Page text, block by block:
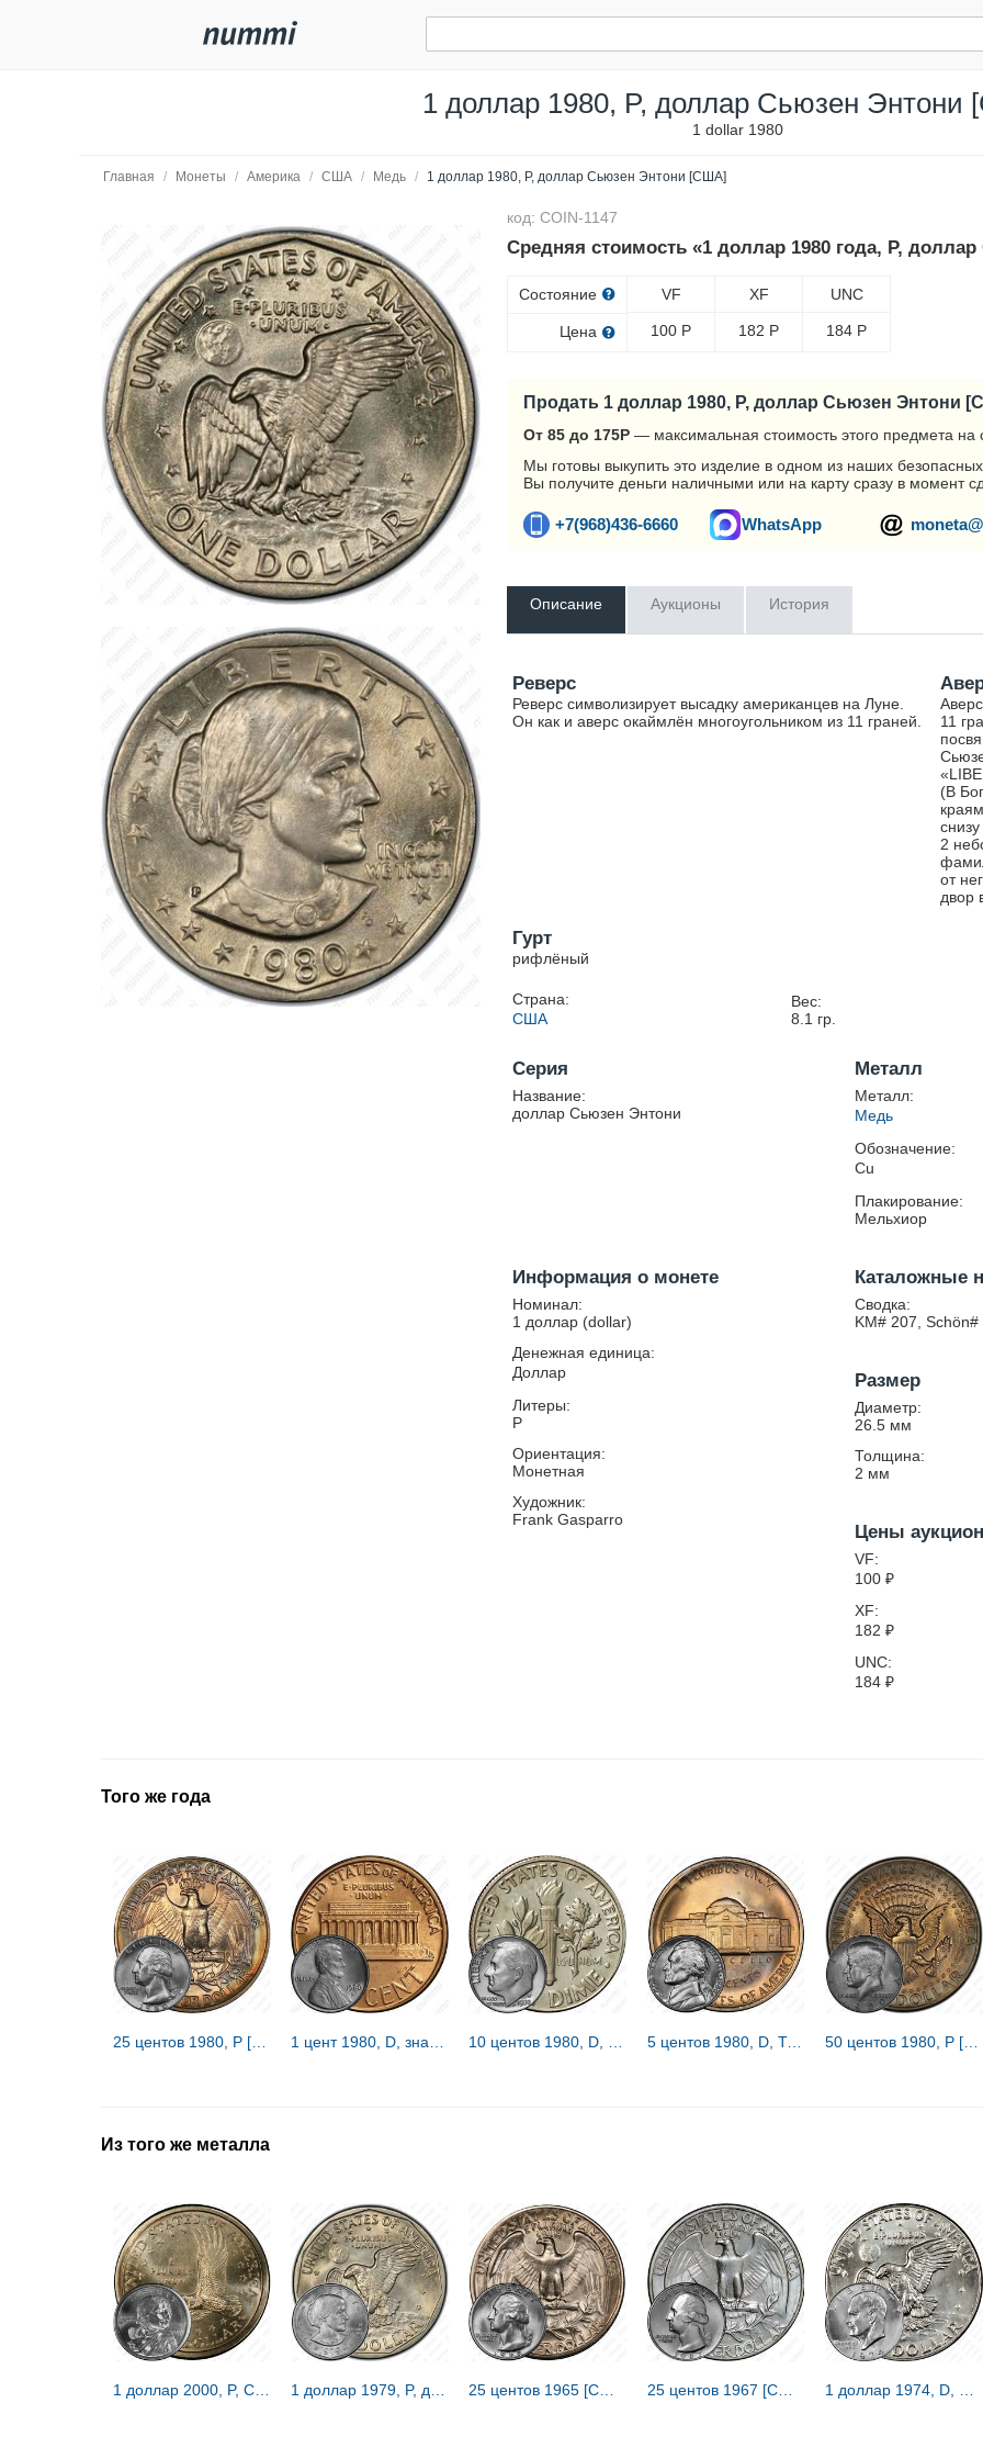
1 доллар 1980, P, доллар Сьюзен
1 dollar 1980
Главная / Монеты / Америка / США / Медь / 1 доллар 1980, P, доллар Сьюзен Энтони [США]
код: COIN-1147
Средняя стоимость «1 доллар 1980 года, P,
Состояние
Цена
VF
100 Р
XF
182 Р
UNC
184 Р
Продать 1 доллар 1980, P, доллар Сьюзен Энтони
От 85 до 175Р — максимальная стоимость этого предмета на
Мы готовы выкупить это изделие в одном из наших
Вы получите деньги наличными или на карту сразу в момент
+7(968)436-6660 WhatsApp
Описание Аукционы История
Реверс
Реверс символизирует высадку американцев на Луне.
Он как и аверс окаймлён многоугольником из 11 граней.
11
(В
2
от
двор
Гурт
рифлёный
Страна:
США
Вес:
8.1 гр.
Серия
Название:
доллар Сьюзен Энтони
Металл
Металл:
Медь
Обозначение:
Cu
Плакирование:
Мельхиор
Информация о монете
Номинал:
1 доллар (dollar)
Денежная единица:
Доллар
Литеры:
P
Ориентация:
Монетная
Художник:
Frank Gasparro
Каталожные
Сводка:
KM# 207, Schön#
Размер
Диаметр:
26.5 мм
Толщина:
2 мм
Цены
VF:
100 ₽
XF:
182 ₽
UNC:
184 ₽
Того же года
5 центов 1980, D, Томас Джефферсон [США] 50 центов 1980, P [США]
Из того же металла
25 центов 1967 [США]